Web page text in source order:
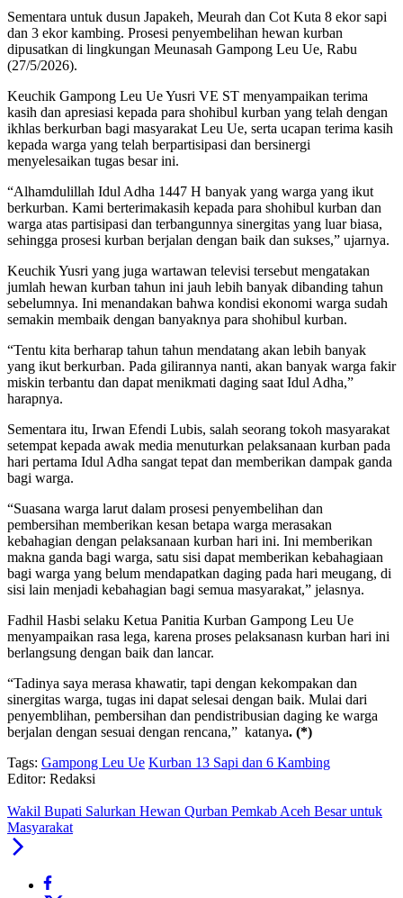
Sementara untuk dusun Japakeh, Meurah dan Cot Kuta 8 ekor sapi
dan 3 ekor kambing. Prosesi penyembelihan hewan kurban
dipusatkan di lingkungan Meunasah Gampong Leu Ue, Rabu
(27/5/2026).
Keuchik Gampong Leu Ue Yusri VE ST menyampaikan terima
kasih dan apresiasi kepada para shohibul kurban yang telah dengan
ikhlas berkurban bagi masyarakat Leu Ue, serta ucapan terima kasih
kepada warga yang telah berpartisipasi dan bersinergi
menyelesaikan tugas besar ini.
“Alhamdulillah Idul Adha 1447 H banyak yang warga yang ikut
berkurban. Kami berterimakasih kepada para shohibul kurban dan
warga atas partisipasi dan terbangunnya sinergitas yang luar biasa,
sehingga prosesi kurban berjalan dengan baik dan sukses,” ujarnya.
Keuchik Yusri yang juga wartawan televisi tersebut mengatakan
jumlah hewan kurban tahun ini jauh lebih banyak dibanding tahun
sebelumnya. Ini menandakan bahwa kondisi ekonomi warga sudah
semakin membaik dengan banyaknya para shohibul kurban.
“Tentu kita berharap tahun tahun mendatang akan lebih banyak
yang ikut berkurban. Pada gilirannya nanti, akan banyak warga fakir
miskin terbantu dan dapat menikmati daging saat Idul Adha,”
harapnya.
Sementara itu, Irwan Efendi Lubis, salah seorang tokoh masyarakat
setempat kepada awak media menuturkan pelaksanaan kurban pada
hari pertama Idul Adha sangat tepat dan memberikan dampak ganda
bagi warga.
“Suasana warga larut dalam prosesi penyembelihan dan
pembersihan memberikan kesan betapa warga merasakan
kebahagian dengan pelaksanaan kurban hari ini. Ini memberikan
makna ganda bagi warga, satu sisi dapat memberikan kebahagiaan
bagi warga yang belum mendapatkan daging pada hari meugang, di
sisi lain menjadi kebahagian bagi semua masyarakat,” jelasnya.
Fadhil Hasbi selaku Ketua Panitia Kurban Gampong Leu Ue
menyampaikan rasa lega, karena proses pelaksanasn kurban hari ini
berlangsung dengan baik dan lancar.
“Tadinya saya merasa khawatir, tapi dengan kekompakan dan
sinergitas warga, tugas ini dapat selesai dengan baik. Mulai dari
penyemblihan, pembersihan dan pendistribusian daging ke warga
berjalan dengan sesuai dengan rencana,” katanya. (*)
Tags: Gampong Leu Ue Kurban 13 Sapi dan 6 Kambing
Editor: Redaksi
Wakil Bupati Salurkan Hewan Qurban Pemkab Aceh Besar untuk
Masyarakat